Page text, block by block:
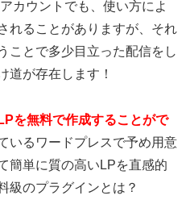
カウントでも、使い方によ
れることがありますが、それ
ことで多少目立った配信をし
道が存在します！
を無料で作成することがで
いるワードプレスで予め用意
簡単に質の高いLPを直感的
級のプラグインとは？